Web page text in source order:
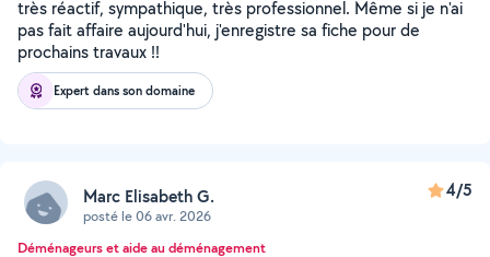
très réactif, sympathique, très professionnel. Même si je n'ai
pas fait affaire aujourd'hui, j'enregistre sa fiche pour de
prochains travaux !!
Expert dans son domaine
Marc Elisabeth G.
posté le 06 avr. 2026
4/5
Déménageurs et aide au déménagement